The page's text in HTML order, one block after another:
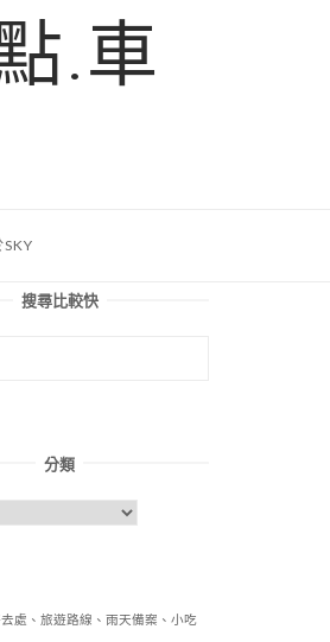
.車
SKY
搜尋比較快
分類
處、旅遊路線、雨天備案、小吃